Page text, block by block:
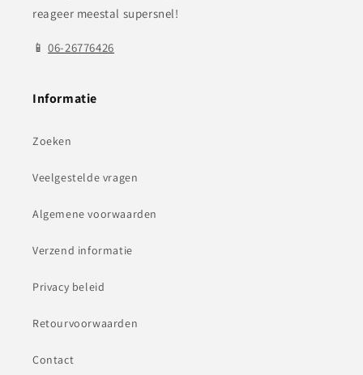
reageer meestal supersnel!
📱06-26776426
Informatie
Zoeken
Veelgestelde vragen
Algemene voorwaarden
Verzend informatie
Privacy beleid
Retourvoorwaarden
Contact